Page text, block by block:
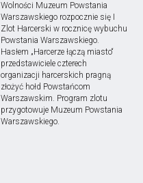
Wolności Muzeum Powstania
Warszawskiego rozpocznie się I
Zlot Harcerski w rocznicę wybuchu
Powstania Warszawskiego.
Hasłem „Harcerze łączą miasto“
przedstawiciele czterech
organizacji harcerskich pragną
złożyć hołd Powstańcom
Warszawskim. Program zlotu
przygotowuje Muzeum Powstania
Warszawskiego.